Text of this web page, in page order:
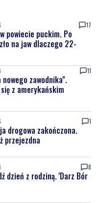
17
powiecie puckim. Po
na jaw dlaczego 22-
11
zawodnika".
z amerykańskim
1
drogowa zakończona.
przejezdna
8
dzień z rodziną. 'Darz Bór